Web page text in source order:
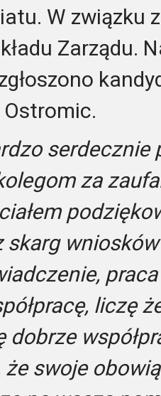
W związku
Zarządu.
serdecznie
za
skarg
liczę
dobrze
swoje